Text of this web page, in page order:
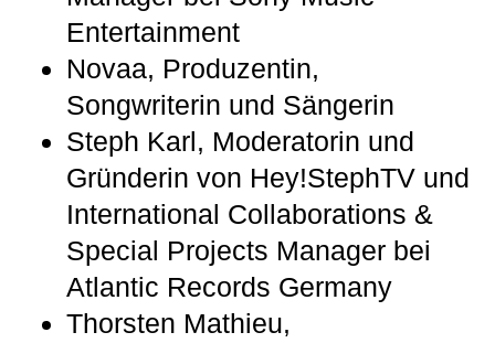
Entertainment
Novaa, Produzentin,
Songwriterin und Sängerin
Steph Karl, Moderatorin und
Gründerin von Hey!StephTV und
International Collaborations &
Special Projects Manager bei
Atlantic Records Germany
Thorsten Mathieu,